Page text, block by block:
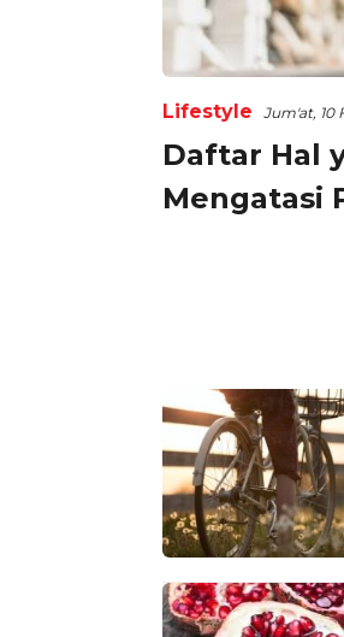
Lifestyle Jum'at, 10
Daftar Hal
Mengatasi